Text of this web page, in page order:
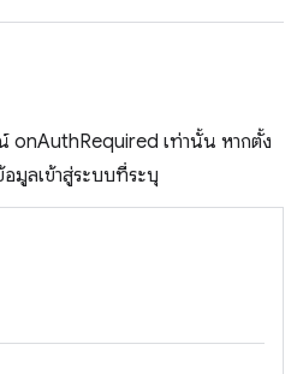
onAuthRequired เท่านั้น หากตั้ง
อมูลเข้าสู่ระบบที่ระบุ